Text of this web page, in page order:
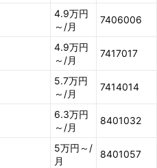
4.9万円
～/月
7406006
4.9万円
～/月
7417017
5.7万円
～/月
7414014
6.3万円
～/月
8401032
5万円～/
月
8401057